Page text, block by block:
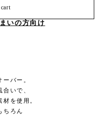
いの方向け
バー。
いで、
を使用。
ちろん